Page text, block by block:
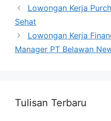
Lowongan Kerja
Sehat
Lowongan Kerja
Manager PT Belawan
Tulisan Terbaru